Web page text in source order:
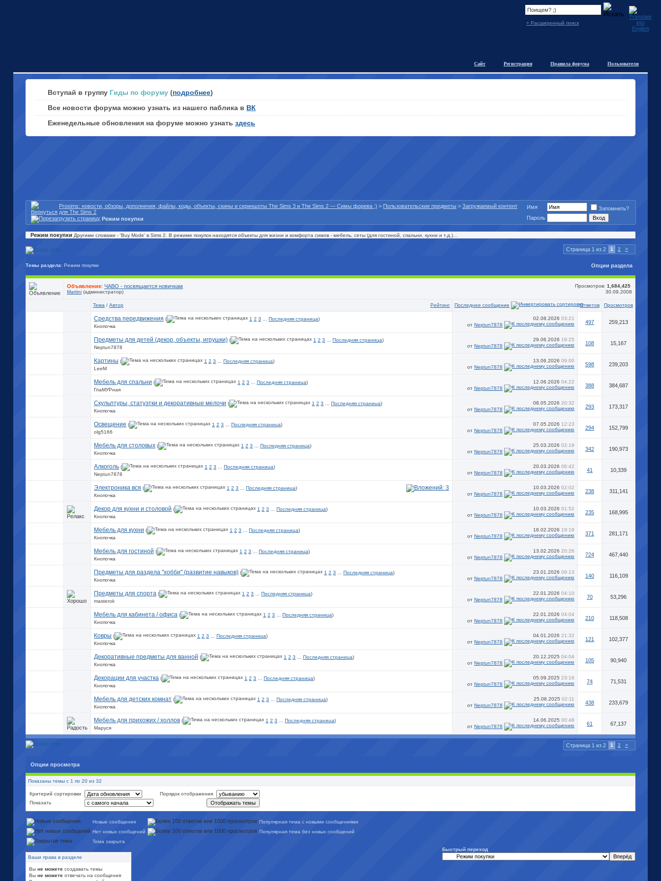
+ Расширенный поиск
Пользователи
Правила форума
Регистрация
Сайт
Вступай в группу Гиды по форуму (подробнее)
Все новости форума можно узнать из нашего паблика в ВК
Еженедельные обновления на форуме можно узнать здесь
Prosims: новости, обзоры, дополнения, файлы, коды, объекты, скины и скриншоты The Sims 3 и The Sims 2 — Симы форева ;) > Пользовательские предметы > Загружаемый контент
для The Sims 2
Режим покупки
Имя
Запомнить?
Пароль
Режим покупки Другими словами - 'Buy Mode' в Sims 2. В режиме покупок находятся объекты для жизни и комфорта симов - мебель, сеты (для гостиной, спальни, кухни и т.д.)...
Страница 1 из 2 1 2 >
Темы раздела: Режим покупки Опции раздела
Просмотров: 1,684,425
Объявление: ЧАВО - посвящается новичкам
30.09.2008
Martini (администратор)
Рейтинг
Тема / Автор Последнее сообщение Ответов Просмотров
Средства передвижения ( 1 2 3 Последняя страница)
Кнопочка
02.08.2026 03:21
от Neptun7878 497 259,213
Предметы для детей (декор, объекты, игрушки) ( 1 2 3 Последняя страница)
Neptun7878
29.06.2026 19:25
от Neptun7878 108 15,167
Картины ( 1 2 3 Последняя страница)
LeeM
13.06.2026 09:00
от Neptun7878 598 239,203
Мебель для спальни ( 1 2 3 Последняя страница)
ГлаМУРная
12.06.2026 04:22
от Neptun7878 388 384,687
Скульптуры, статуэтки и декоративные мелочи ( 1 2 3 Последняя страница)
Кнопочка
08.05.2026 20:32
от Neptun7878 293 173,317
Освещение ( 1 2 3 Последняя страница)
olg5166
07.05.2026 12:23
от Neptun7878 294 152,799
Мебель для столовых ( 1 2 3 Последняя страница)
Кнопочка
25.03.2026 02:19
от Neptun7878 342 190,973
Алкоголь ( 1 2 3 Последняя страница)
Neptun7878
20.03.2026 06:42
от Neptun7878 41 10,339
Электроника вся ( 1 2 3 Последняя страница)
Кнопочка
10.03.2026 02:02
от Neptun7878 238 311,141
Декор для кухни и столовой ( 1 2 3 Последняя страница)
Кнопочка
10.03.2026 01:52
от Neptun7878 235 168,995
Мебель для кухни ( 1 2 3 Последняя страница)
Кнопочка
18.02.2026 19:19
от Neptun7878 371 281,171
Мебель для гостиной ( 1 2 3 Последняя страница)
Кнопочка
13.02.2026 20:26
от Neptun7878 724 467,440
Предметы для раздела "хобби" (развитие навыков) ( 1 2 3 Последняя страница)
Кнопочка
23.01.2026 09:13
от Neptun7878 140 116,109
Предметы для спорта ( 1 2 3 Последняя страница)
masterok
22.01.2026 04:10
от Neptun7878 70 53,296
Мебель для кабинета / офиса ( 1 2 3 Последняя страница)
Кнопочка
22.01.2026 04:04
от Neptun7878 210 118,508
Ковры ( 1 2 3 Последняя страница)
Кнопочка
04.01.2026 21:32
от Neptun7878 121 102,377
Декоративные предметы для ванной ( 1 2 3 Последняя страница)
Кнопочка
20.12.2025 04:04
от Neptun7878 105 90,940
Декорации для участка ( 1 2 3 Последняя страница)
Кнопочка
05.09.2025 23:16
от Neptun7878 74 71,531
Мебель для детских комнат ( 1 2 3 Последняя страница)
Кнопочка
25.08.2025 02:11
от Neptun7878 438 233,679
Мебель для прихожих / холлов ( 1 2 3 Последняя страница)
Маруся
14.06.2025 00:48
от Neptun7878 61 67,137
Страница 1 из 2 1 2 >
Опции просмотра
Показаны темы с 1 по 20 из 32
Критерий сортировки
Порядок отображения
Показать
Новые сообщения
Популярная тема с новыми сообщениями
Нет новых сообщений
Популярная тема без новых сообщений
Тема закрыта
Ваши права в разделе
Вы не можете создавать темы
Вы не можете отвечать на сообщения
Быстрый переход